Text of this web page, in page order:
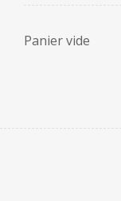
Panier vide